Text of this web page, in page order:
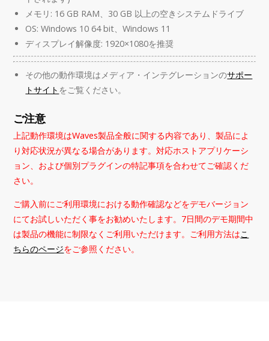
メモリ: 16 GB RAM、30 GB 以上の空きシステムドライブ
OS: Windows 10 64 bit、Windows 11
ディスプレイ解像度: 1920×1080を推奨
その他の動作環境はメディア・インテグレーションのサポー
トサイト をご覧ください。
ご注意
上記動作環境はWaves製品全般に関する内容であり、製品によ
り対応状況が異なる場合があります。対応ホストアプリケーシ
ョン、および個別プラグインの特記事項を合わせてご確認くだ
さい。
ご購入前にご利用環境における動作確認などをデモバージョン
にてお試しいただく事をお勧めいたします。7日間のデモ期間中
は製品の機能に制限なくご利用いただけます。ご利用方法はこ
ちらのページをご参照ください。